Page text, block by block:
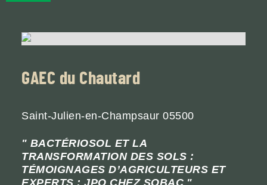
GAEC du Chautard
Saint-Julien-en-Champsaur 05500
BACTÉRIOSOL ET LA
TRANSFORMATION DES SOLS :
TÉMOIGNAGES D’AGRICULTEURS ET